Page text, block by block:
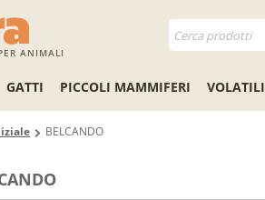
ANIMALI
GATTI PICCOLI MAMMIFERI VOLATILI
BELCANDO